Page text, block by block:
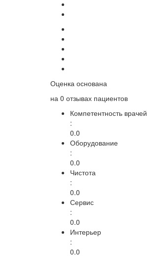
Оценка основана
на 0 отзывах пациентов
Компетентность врачей
:
0.0
Оборудование
:
0.0
Чистота
:
0.0
Сервис
:
0.0
Интерьер
:
0.0